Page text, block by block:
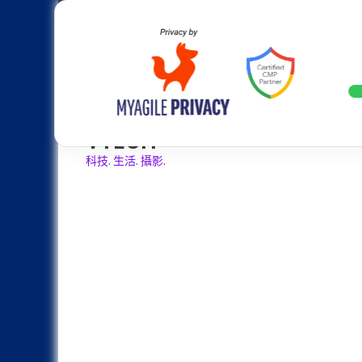
Skip
20週年大革新：蘋果 iPhone 20
VTECH
科技. 生活. 攝影.